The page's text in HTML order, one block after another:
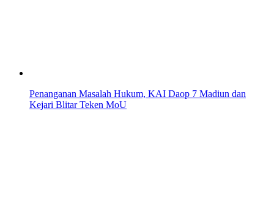
Penanganan Masalah Hukum, KAI Daop 7 Madiun dan
Kejari Blitar Teken MoU